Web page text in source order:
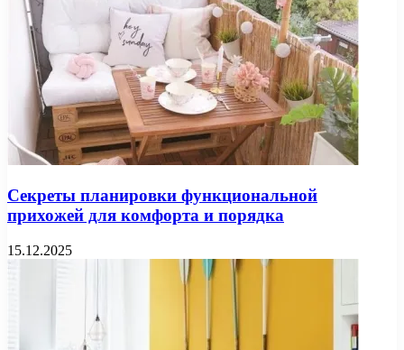
Секреты планировки функциональной
прихожей для комфорта и порядка
15.12.2025